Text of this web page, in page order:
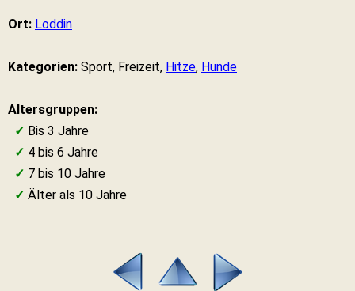
Ort: Loddin
Kategorien: Sport, Freizeit, Hitze, Hunde
Altersgruppen:
✓ Bis 3 Jahre
✓ 4 bis 6 Jahre
✓ 7 bis 10 Jahre
✓ Älter als 10 Jahre